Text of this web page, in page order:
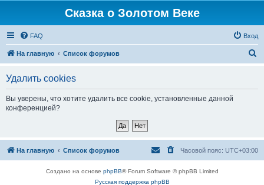
Сказка о Золотом Веке
FAQ Вход
На главную Список форумов
Удалить cookies
Вы уверены, что хотите удалить все cookie, установленные данной
конференцией?
На главную Список форумов Часовой пояс: UTC+03:00
Создано на основе phpBB® Forum Software © phpBB Limited
Русская поддержка phpBB